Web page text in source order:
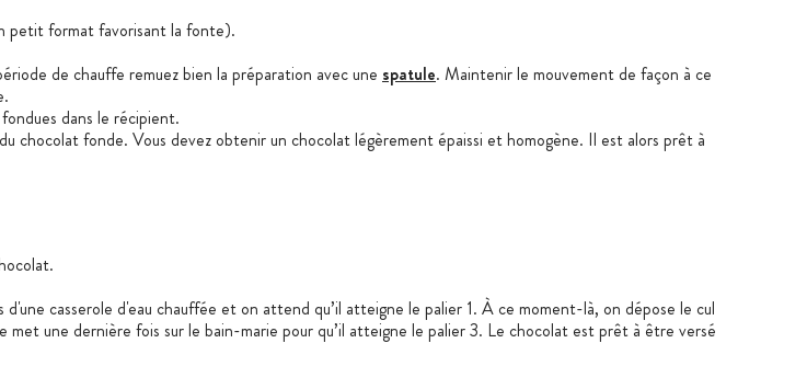
petit format favorisant la fonte).
de chauffe remuez bien la préparation avec une spatule. Maintenir le mouvement de façon à ce
dans le récipient.
chocolat fonde. Vous devez obtenir un chocolat légèrement épaissi et homogène. Il est alors prêt à
casserole d'eau chauffée et on attend qu’il atteigne le palier 1. À ce moment-là, on dépose le cul
une dernière fois sur le bain-marie pour qu’il atteigne le palier 3. Le chocolat est prêt à être versé